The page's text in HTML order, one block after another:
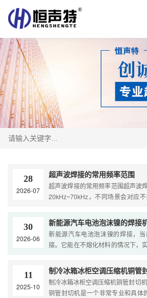
28
2026-07
超声波焊接的常用频率范围
超声波焊接的常用频率范围超声波
20kHz~70kHz，不同场景会对应
多···
30
2026-06
新能源汽车电池泡沫镍的焊接
新能源汽车电池泡沫镍的焊接，
接。它能在不熔化材料的情况下，
···
11
2025-10
制冷冰箱冰柜空调压缩机铜管
制冷冰箱冰柜空调压缩机铜管封切
铜管封切机是一个非常专业和具体